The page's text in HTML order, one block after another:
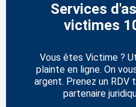
Services
victimes
Vous êtes Victime ?
plainte en ligne. On
argent. Prenez un
partenaire